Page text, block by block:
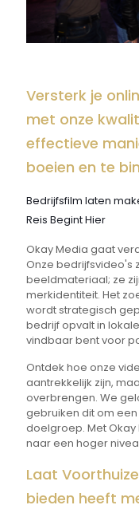
Versterk je
met onze
effectieve
boeien en te
Bedrijfsfilm laten
Reis Begint Hier
Okay Media gaat
Onze bedrijfsvideo's
beeldmateriaal; ze
merkidentiteit. Het
wordt strategisch
bedrijf opvalt in
vindbaar bent voor
Ontdek hoe onze
aantrekkelijk zijn,
overbrengen. We
gebruiken dit om
doelgroep. Met
naar een hoger
Laat
bieden heeft